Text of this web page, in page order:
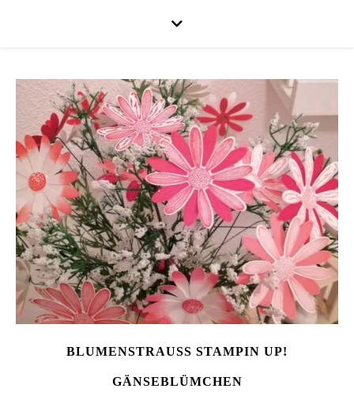
BLUMENSTRAUSS STAMPIN UP!
GÄNSEBLÜMCHEN